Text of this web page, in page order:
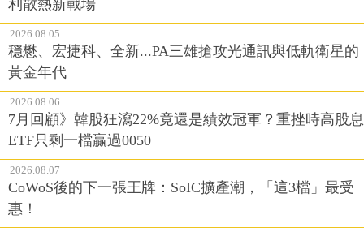
利散熱新戰場
2026.08.05
穩懋、宏捷科、全新...PA三雄搶攻光通訊與低軌衛星的
黃金年代
2026.08.06
7月回顧》韓股狂瀉22%竟還是績效冠軍？重挫時高股息
ETF只剩一檔贏過0050
2026.08.07
CoWoS後的下一張王牌：SoIC擴產潮，「這3檔」最受
惠！